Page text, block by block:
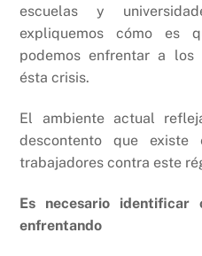
escuelas y
expliquemos cómo es
podemos enfrentar a los
ésta crisis.
El ambiente actual
descontento que
trabajadores contra este
Es necesario identificar
enfrentando